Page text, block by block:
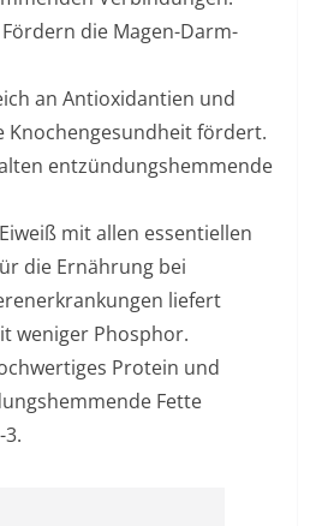
die Magen-Darm-
an Antioxidantien und
Knochengesundheit fördert.
entzündungshemmende
mit allen essentiellen
die Ernährung bei
liefert
weniger Phosphor.
Protein und
Fette